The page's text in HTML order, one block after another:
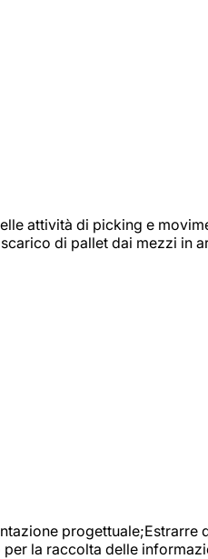
attività di picking e
di pallet dai mezzi in
progettuale;Estrarre
la raccolta delle